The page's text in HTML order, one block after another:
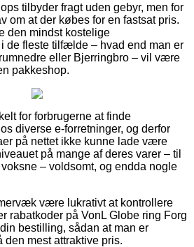
tilbyder fragt uden gebyr, men for
om at der købes for en fastsat pris.
den mindst kostelige
de fleste tilfælde – hvad end man er
eller Bjerringbro – vil være
pakkeshop.
for forbrugerne at finde
diverse e-forretninger, og derfor
på nettet ikke kunne lade være
på mange af deres varer – til
– voldsomt, og endda nogle
være lukrativt at kontrollere
rabatkoder på VonL Globe ring Forg
bestilling, sådan at man er
den mest attraktive pris.